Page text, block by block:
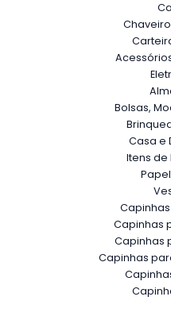
Bolsas,
Casa e
Itens de
Capinhas
Capinhas
Capinhas